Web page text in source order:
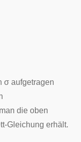
σ aufgetragen
die oben
Gleichung erhält.